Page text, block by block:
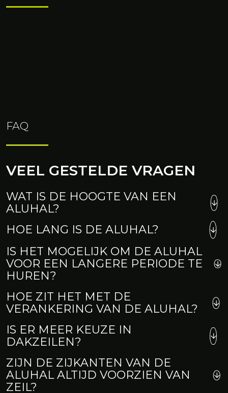
FAQ
VEEL GESTELDE VRAGEN
WAT IS DE HOOGTE VAN EEN
ALUHAL?
kan verlengd worden tot 6,5 meter
HOE LANG IS DE ALUHAL?
IS HET MOGELIJK OM DE ALUHAL
VOOR EEN LANGERE PERIODE TE
HUREN?
van dagen, weken, maanden en zelfs jaren.
HOE ZIT HET MET DE
VERANKERING VAN DE ALUHAL?
grond. Mocht dit niet mogelijk dan maken wij gebruik
ondergrond, neem gerust contact op met een van
onze medewerkers.
IS ER MEER KEUZE IN
DAKZEILEN?
dakzeil (wit, niet lichtdoorlatend). Als alternatief
kunnen wij, per vak van 5 meter, ook glasdakzeil,
ZIJN DE ZIJKANTEN VAN DE
ALUHAL ALTIJD VOORZIEN VAN
ZEIL?